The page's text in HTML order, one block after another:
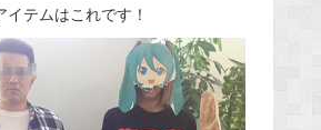
テムはこれです！